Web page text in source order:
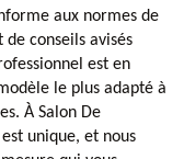
aux normes de
conseils avisés
est en
le plus adapté à
À Salon De
unique, et nous